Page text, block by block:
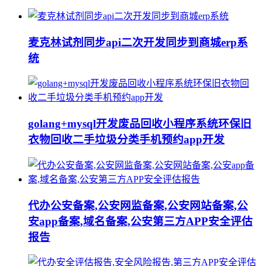
麦克林试剂同步api二次开发同步到商城erp系
统
golang+mysql开发废品回收小程序系统环保旧
衣物回收二手垃圾分类手机预约app开发
代办公安备案,公安网监备案,公安网站备案,公
安app备案,域名备案,公安第三方APP安全评估
报告